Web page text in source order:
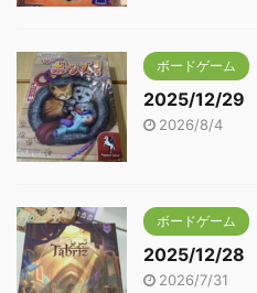
ボードゲーム
2025/12/29
2026/8/4
ボードゲーム
2025/12/28
2026/7/31